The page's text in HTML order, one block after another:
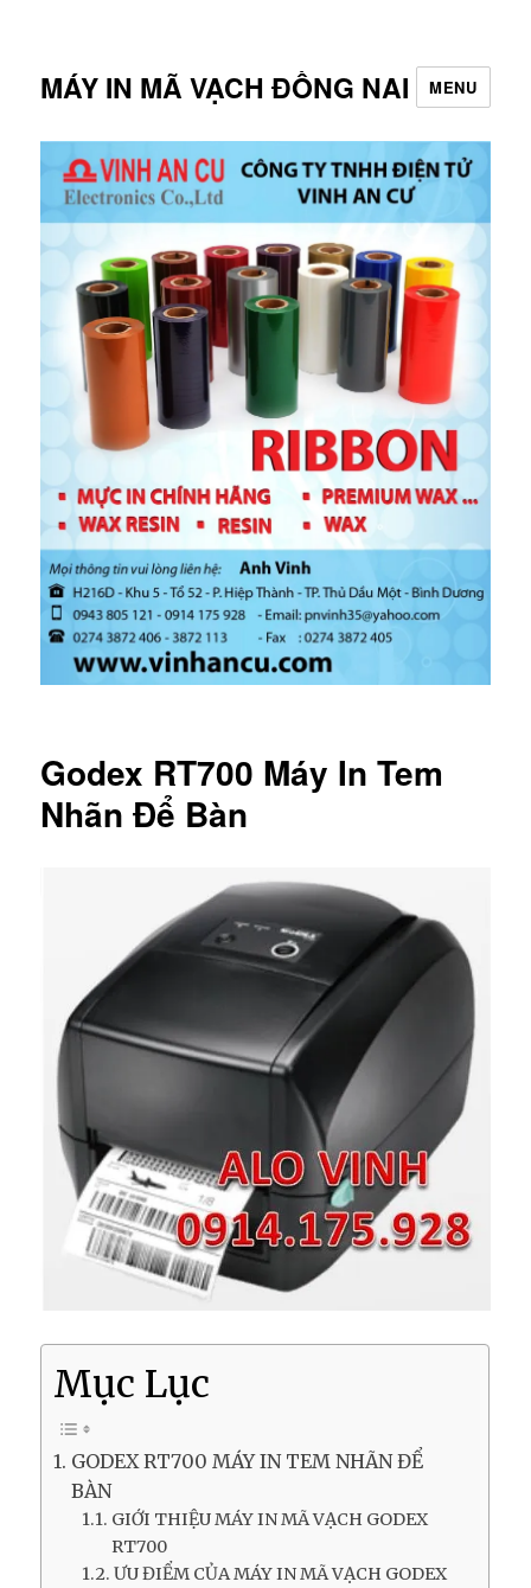
MÁY IN MÃ VẠCH ĐỒNG NAI MENU
Godex RT700 Máy In Tem
Nhãn Để Bàn
Mục Lục
GODEX RT700 MÁY IN TEM NHÃN ĐỂ
BÀN
GIỚI THIỆU MÁY IN MÃ VẠCH GODEX
RT700
ƯU ĐIỂM CỦA MÁY IN MÃ VẠCH GODEX